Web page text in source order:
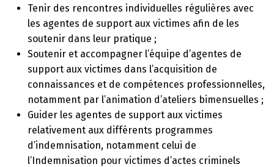
Tenir des rencontres individuelles régulières avec
les agentes de support aux victimes afin de les
soutenir dans leur pratique ;
Soutenir et accompagner l’équipe d’agentes de
support aux victimes dans l’acquisition de
connaissances et de compétences professionnelles,
notamment par l’animation d’ateliers bimensuelles ;
Guider les agentes de support aux victimes
relativement aux différents programmes
d’indemnisation, notamment celui de
l’Indemnisation pour victimes d’actes criminels